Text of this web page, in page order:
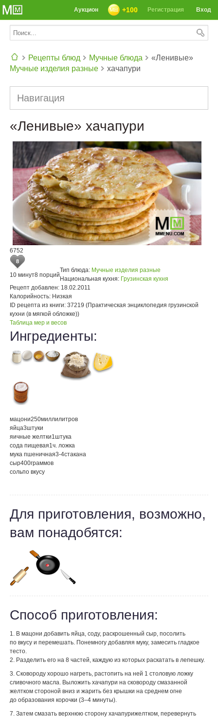
Вход
Регистрация
+100
Аукцион
Рецепты блюд
Мучные блюда
Мучные изделия разные
«Ленивые»
хачапури
Навигация
«Ленивые» хачапури
6752
8
10 минут8 порций
Тип блюда: Мучные изделия разные
Национальная кухня: Грузинская кухня
Рецепт добавлен: 18.02.2011
Калорийность: Низкая
ID рецепта из книги: 37219 (Практическая энциклопедия грузинской
кухни (в мягкой обложке))
Таблица мер и весов
Ингредиенты:
мацони250миллилитров
яйца3штуки
яичные желтки1штука
сода пищевая1ч. ложка
мука пшеничная3-4стакана
сыр400граммов
сольпо вкусу
Для приготовления, возможно,
вам понадобятся:
Способ приготовления:
1. В мацони добавить яйца, соду, раскрошенный сыр, посолить
по вкусу и перемешать. Понемногу добавляя муку, замесить гладкое
тесто.
2. Разделить его на 8 частей, каждую из которых раскатать в лепешку.
3. Сковороду хорошо нагреть, растопить на ней 1 столовую ложку
сливочного масла. Выложить хачапури на сковороду смазанной
желтком стороной вниз и жарить без крышки на среднем огне
до образования корочки (3–4 минуты).
7. Затем смазать верхнюю сторону хачапурижелтком, перевернуть